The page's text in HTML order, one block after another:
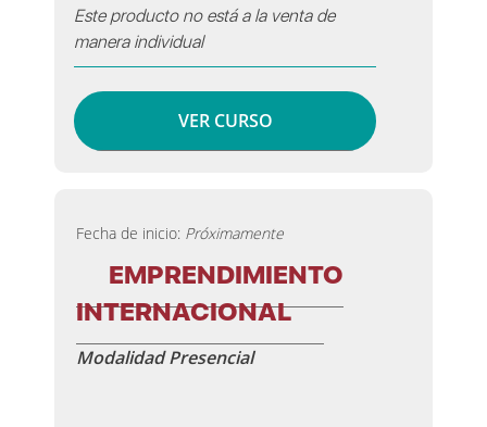
Este producto no está a la venta de
manera individual
VER CURSO
Fecha de inicio: Próximamente
EMPRENDIMIENTO
INTERNACIONAL
Modalidad Presencial